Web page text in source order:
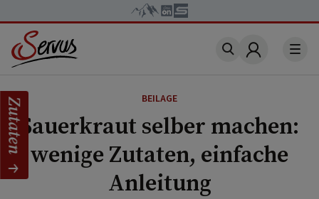
Account
BEILAGE
Sauerkraut selber machen:
wenige Zutaten, einfache
Anleitung
Zutaten